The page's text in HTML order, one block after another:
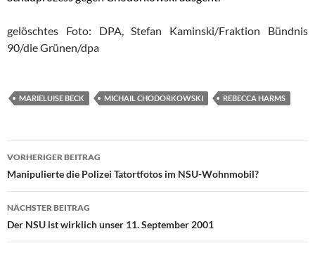
gelöschtes Foto: DPA, Stefan Kaminski/Fraktion Bündnis
90/die Grünen/dpa
MARIELUISE BECK MICHAIL CHODORKOWSKI REBECCA HARMS
Beitragsnavigation
VORHERIGER BEITRAG
Manipulierte die Polizei Tatortfotos im NSU-Wohnmobil?
NÄCHSTER BEITRAG
Der NSU ist wirklich unser 11. September 2001